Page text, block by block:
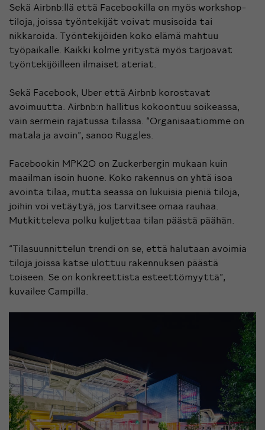
Sekä Airbnb:llä että Facebookilla on myös workshop-
tiloja, joissa työntekijät voivat musisoida tai
nikkaroida. Työntekijöiden koko elämä mahtuu
työpaikalle. Kaikki kolme yritystä myös tarjoavat
työntekijöilleen ilmaiset ateriat.
Sekä Facebook, Uber että Airbnb korostavat
avoimuutta. Airbnb:n hallitus kokoontuu soikeassa,
vain sermein rajatussa tilassa. “Organisaatiomme on
matala ja avoin”, sanoo Ruggles.
Facebookin MPK20 on Zuckerbergin mukaan kuin
maailman isoin huone. Koko rakennus on yhtä isoa
avointa tilaa, mutta seassa on lukuisia pieniä tiloja,
joihin voi vetäytyä, jos tarvitsee omaa rauhaa.
Mutkitteleva polku kuljettaa tilan päästä päähän.
“Tilasuunnittelun trendi on se, että halutaan avoimia
tiloja joissa katse ulottuu rakennuksen päästä
toiseen. Se on konkreettista esteettömyyttä”,
kuvailee Campilla.